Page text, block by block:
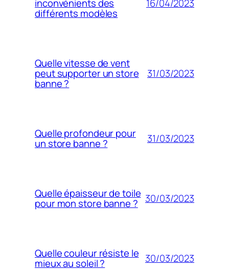
inconvénients des
différents modèles
16/04/2023
Quelle vitesse de vent
peut supporter un store
banne ?
31/03/2023
Quelle profondeur pour
un store banne ? 31/03/2023
Quelle épaisseur de toile
pour mon store banne ? 30/03/2023
Quelle couleur résiste le
mieux au soleil ? 30/03/2023